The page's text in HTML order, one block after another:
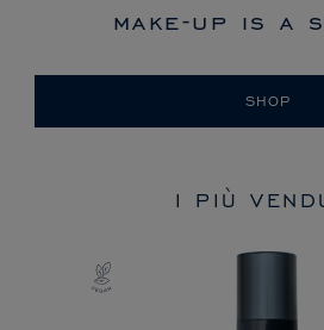
make-up is a
SHOP
I PIÙ